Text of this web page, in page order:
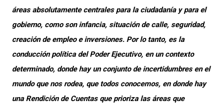
áreas absolutamente centrales para la ciudadanía y para el
gobierno, como son infancia, situación de calle, seguridad,
creación de empleo e inversiones. Por lo tanto, es la
conducción política del Poder Ejecutivo, en un contexto
determinado, donde hay un conjunto de incertidumbres en el
mundo que nos rodea, que todos conocemos, en donde hay
una Rendición de Cuentas que prioriza las áreas que